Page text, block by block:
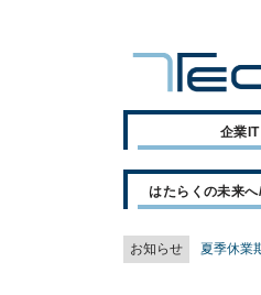
企業IT
はたらくの未来
お知らせ 夏季休業